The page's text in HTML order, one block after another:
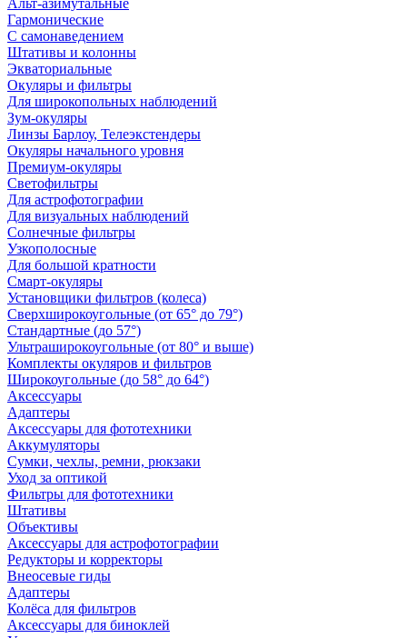
Альт-азимутальные
Гармонические
С самонаведением
Штативы и колонны
Экваториальные
Окуляры и фильтры
Для широкопольных наблюдений
Зум-окуляры
Линзы Барлоу, Телеэкстендеры
Окуляры начального уровня
Премиум-окуляры
Светофильтры
Для астрофотографии
Для визуальных наблюдений
Солнечные фильтры
Узкополосные
Для большой кратности
Смарт-окуляры
Установщики фильтров (колеса)
Сверхширокоугольные (от 65° до 79°)
Стандартные (до 57°)
Ультраширокоугольные (от 80° и выше)
Комплекты окуляров и фильтров
Широкоугольные (до 58° до 64°)
Аксессуары
Адаптеры
Аксессуары для фототехники
Аккумуляторы
Сумки, чехлы, ремни, рюкзаки
Уход за оптикой
Фильтры для фототехники
Штативы
Объективы
Аксессуары для астрофотографии
Редукторы и корректоры
Внеосевые гиды
Адаптеры
Колёса для фильтров
Аксессуары для биноклей